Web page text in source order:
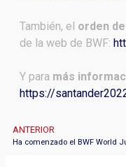
También, el orden
de la web de BWF:
Y para más
https://
ANTERIOR